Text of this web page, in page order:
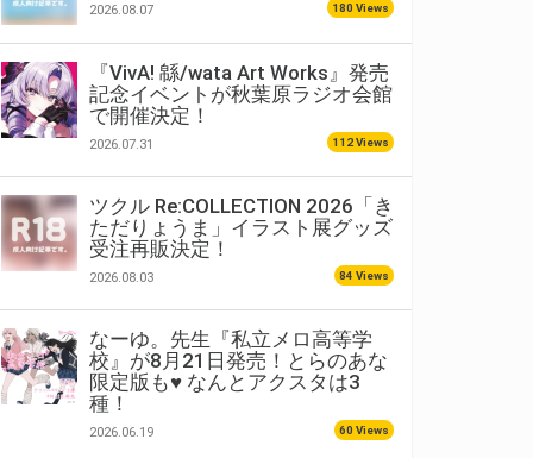
2026.08.07 180 Views
『VivA! 緜/wata Art Works』発売
記念イベントが秋葉原ラジオ会館
で開催決定！
2026.07.31 112 Views
ツクル Re:COLLECTION 2026「き
ただりょうま」イラスト展グッズ
受注再販決定！
2026.08.03 84 Views
なーゆ。先生『私立メロ高等学
校』が8月21日発売！とらのあな
限定版も♥ なんとアクスタは3
種！
2026.06.19 60 Views